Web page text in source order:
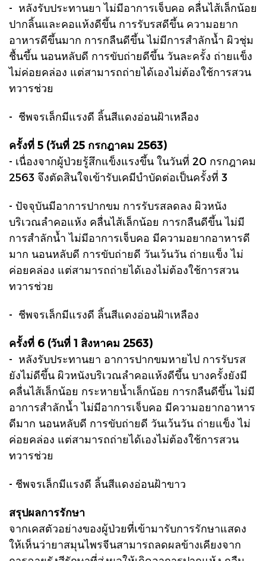
- หลังรับประทานยา ไม่มีอาการเจ็บคอ คลื่นไส้เล็กน้อย
ปากลิ้นและคอแห้งดีขึ้น การรับรสดีขึ้น ความอยาก
อาหารดีขึ้นมาก การกลืนดีขึ้น ไม่มีการสำลักน้ำ ผิวชุ่ม
ชื้นขึ้น นอนหลับดี การขับถ่ายดีขึ้น วันละครั้ง ถ่ายแข็ง
ไม่ค่อยคล่อง แต่สามารถถ่ายได้เองไม่ต้องใช้การสวน
ทวารช่วย
- ชีพจรเล็กมีแรงดี ลิ้นสีแดงอ่อนฝ้าเหลือง
ครั้งที่ 5 (วันที่ 25 กรกฎาคม 2563)
- เนื่องจากผู้ป่วยรู้สึกแข็งแรงขึ้น ในวันที่ 20 กรกฎาคม
2563 จึงตัดสินใจเข้ารับเคมีบำบัดต่อเป็นครั้งที่ 3
- ปัจจุบันมีอาการปากขม การรับรสลดลง ผิวหนัง
บริเวณลำคอแห้ง คลื่นไส้เล็กน้อย การกลืนดีขึ้น ไม่มี
การสำลักน้ำ ไม่มีอาการเจ็บคอ มีความอยากอาหารดี
มาก นอนหลับดี การขับถ่ายดี วันเว้นวัน ถ่ายแข็ง ไม่
ค่อยคล่อง แต่สามารถถ่ายได้เองไม่ต้องใช้การสวน
ทวารช่วย
- ชีพจรเล็กมีแรงดี ลิ้นสีแดงอ่อนฝ้าเหลือง
ครั้งที่ 6 (วันที่ 1 สิงหาคม 2563)
- หลังรับประทานยา อาการปากขมหายไป การรับรส
ยังไม่ดีขึ้น ผิวหนังบริเวณลำคอแห้งดีขึ้น บางครั้งยังมี
คลื่นไส้เล็กน้อย กระหายน้ำเล็กน้อย การกลืนดีขึ้น ไม่มี
อาการสำลักน้ำ ไม่มีอาการเจ็บคอ มีความอยากอาหาร
ดีมาก นอนหลับดี การขับถ่ายดี วันเว้นวัน ถ่ายแข็ง ไม่
ค่อยคล่อง แต่สามารถถ่ายได้เองไม่ต้องใช้การสวน
ทวารช่วย
- ชีพจรเล็กมีแรงดี ลิ้นสีแดงอ่อนฝ้าขาว
สรุปผลการรักษา
จากเคสตัวอย่างของผู้ป่วยที่เข้ามารับการรักษาแสดง
ให้เห็นว่ายาสมุนไพรจีนสามารถลดผลข้างเคียงจาก